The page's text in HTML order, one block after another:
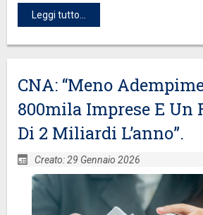
Leggi tutto...
CNA: “Meno
800mila Imprese E Un
Di 2 Miliardi L’anno”.
Creato: 29 Gennaio 2026